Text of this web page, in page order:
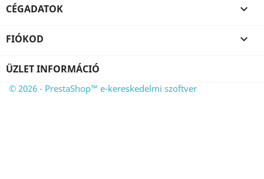
CÉGADATOK 
FIÓKOD 
ÜZLET INFORMÁCIÓ
© 2026 - PrestaShop™ e-kereskedelmi szoftver